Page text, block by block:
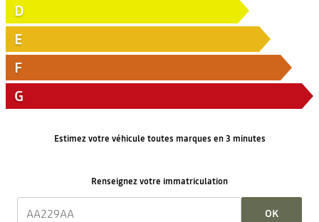
D
E
F
G
Estimez votre véhicule toutes marques en 3 minutes
Renseignez votre immatriculation
OK